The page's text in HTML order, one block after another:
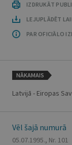
IZDRUKĀT
LEJUPLĀDĒT
PAR OFICIĀLO
NĀKAMAIS
Latvijā - Eiropas
Vēl šajā numurā
05.07.1995., Nr. 101